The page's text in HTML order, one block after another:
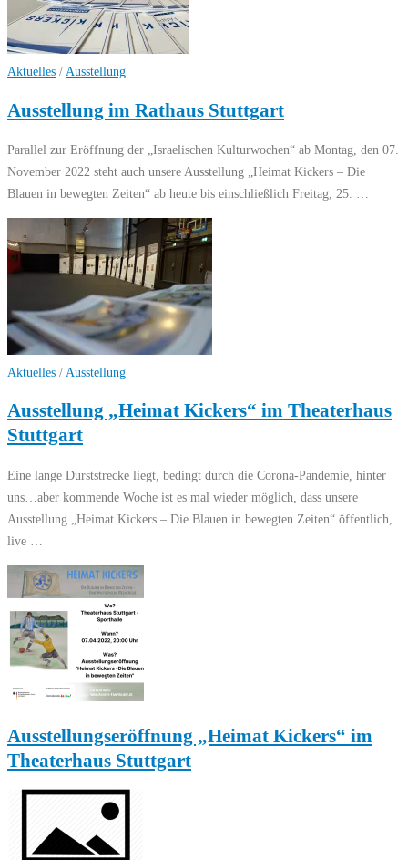
Aktuelles /Ausstellung
Ausstellung im Rathaus Stuttgart
Parallel zur Eröffnung der „Israelischen Kulturwochen“ ab Montag, den 07.
November 2022 steht auch unsere Ausstellung „Heimat Kickers – Die
Blauen in bewegten Zeiten“ ab heute bis einschließlich Freitag, 25. …
Aktuelles / Ausstellung
Ausstellung „Heimat Kickers“ im Theaterhaus
Stuttgart
Eine lange Durststrecke liegt, bedingt durch die Corona-Pandemie, hinter
uns…aber kommende Woche ist es mal wieder möglich, dass unsere
Ausstellung „Heimat Kickers – Die Blauen in bewegten Zeiten“ öffentlich,
live …
Ausstellungseröffnung „Heimat Kickers“ im
Theaterhaus Stuttgart